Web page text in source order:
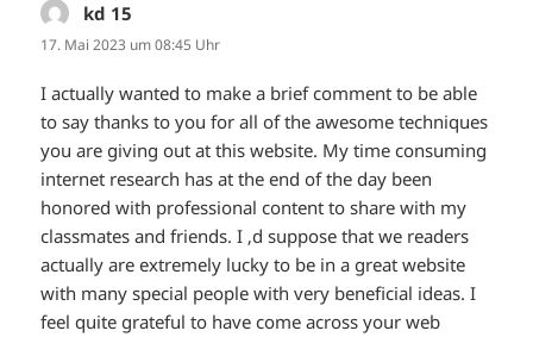
kd 15
17. Mai 2023 um 08:45 Uhr
I actually wanted to make a brief comment to be able
to say thanks to you for all of the awesome techniques
you are giving out at this website. My time consuming
internet research has at the end of the day been
honored with professional content to share with my
classmates and friends. I ‚d suppose that we readers
actually are extremely lucky to be in a great website
with many special people with very beneficial ideas. I
feel quite grateful to have come across your web